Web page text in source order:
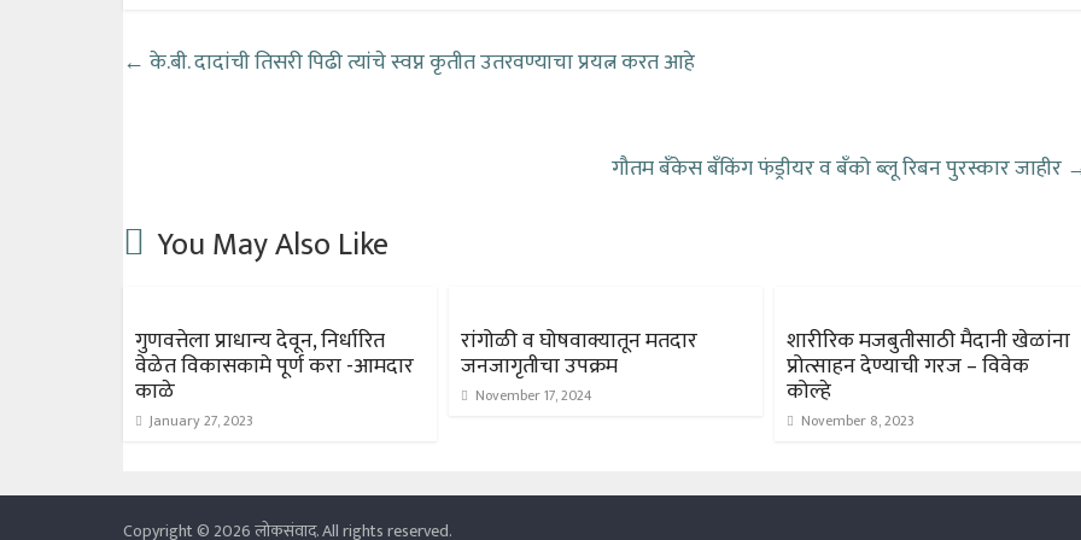
← के.बी. दादांची तिसरी पिढी त्यांचे स्वप्न कृतीत उतरवण्याचा प्रयत्न करत आहे
गौतम बँकेस बँकिंग फंड्रीयर व बँको ब्लू रिबन पुरस्कार जाहीर
You May Also Like
गुणवत्तेला प्राधान्य देवून, निर्धारित
वेळेत विकासकामे पूर्ण करा -आमदार
काळे
January 27, 2023
रांगोळी व घोषवाक्यातून मतदार
जनजागृतीचा उपक्रम
November 17, 2024
शारीरिक मजबुतीसाठी मैदानी खेळांना
प्रोत्साहन देण्याची गरज – विवेक
कोल्हे
November 8, 2023
Copyright © 2026लोकसंवाद. All rights reserved.